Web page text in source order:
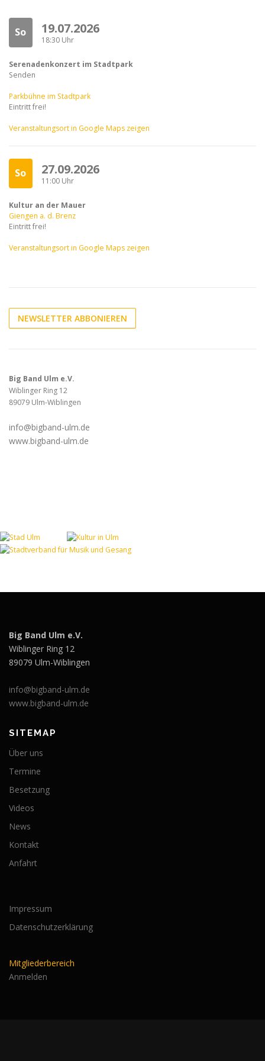
So 19.07.2026
18:30 Uhr
Serenadenkonzert im Stadtpark
Senden
Parkbühne im Stadtpark
Eintritt frei!
Veranstaltungsort in Google Maps zeigen
So 27.09.2026
11:00 Uhr
Kultur an der Mauer
Giengen a. d. Brenz
Eintritt frei!
Veranstaltungsort in Google Maps zeigen
NEWSLETTER ABBONIEREN
Big Band Ulm e.V.
Wiblinger Ring 12
89079 Ulm-Wiblingen
info@bigband-ulm.de
www.bigband-ulm.de
Big Band Ulm e.V.
Wiblinger Ring 12
89079 Ulm-Wiblingen
info@bigband-ulm.de
www.bigband-ulm.de
SITEMAP
Über uns
Termine
Besetzung
Videos
News
Kontakt
Anfahrt
Impressum
Datenschutzerklärung
Mitgliederbereich
Anmelden